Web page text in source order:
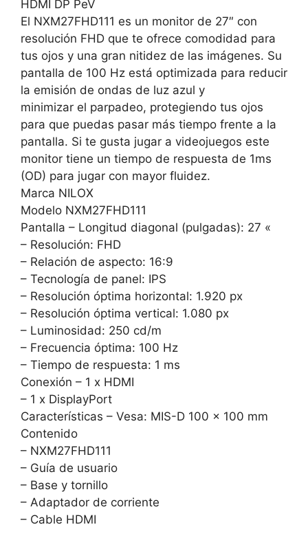
HDMI DP PeV
El NXM27FHD111 es un monitor de 27″ con
resolución FHD que te ofrece comodidad para
tus ojos y una gran nitidez de las imágenes. Su
pantalla de 100 Hz está optimizada para reducir
la emisión de ondas de luz azul y
minimizar el parpadeo, protegiendo tus ojos
para que puedas pasar más tiempo frente a la
pantalla. Si te gusta jugar a videojuegos este
monitor tiene un tiempo de respuesta de 1ms
(OD) para jugar con mayor fluidez.
Marca NILOX
Modelo NXM27FHD111
Pantalla – Longitud diagonal (pulgadas): 27 «
– Resolución: FHD
– Relación de aspecto: 16:9
– Tecnología de panel: IPS
– Resolución óptima horizontal: 1.920 px
– Resolución óptima vertical: 1.080 px
– Luminosidad: 250 cd/m
– Frecuencia óptima: 100 Hz
– Tiempo de respuesta: 1 ms
Conexión – 1 x HDMI
– 1 x DisplayPort
Características – Vesa: MIS-D 100 x 100 mm
Contenido
– NXM27FHD111
– Guía de usuario
– Base y tornillo
– Adaptador de corriente
– Cable HDMI